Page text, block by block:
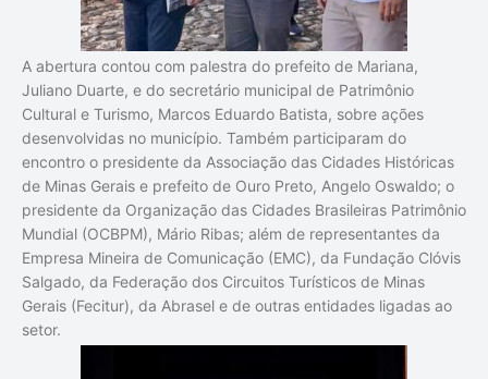
A abertura contou com palestra do prefeito de Mariana,
Juliano Duarte, e do secretário municipal de Patrimônio
Cultural e Turismo, Marcos Eduardo Batista, sobre ações
desenvolvidas no município. Também participaram do
encontro o presidente da Associação das Cidades Históricas
de Minas Gerais e prefeito de Ouro Preto, Angelo Oswaldo; o
presidente da Organização das Cidades Brasileiras Patrimônio
Mundial (OCBPM), Mário Ribas; além de representantes da
Empresa Mineira de Comunicação (EMC), da Fundação Clóvis
Salgado, da Federação dos Circuitos Turísticos de Minas
Gerais (Fecitur), da Abrasel e de outras entidades ligadas ao
setor.